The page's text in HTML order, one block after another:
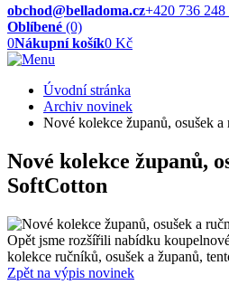
obchod@belladoma.cz+420 736 248
Oblíbené (0)
0Nákupní košík0 Kč
Úvodní stránka
Archiv novinek
Nové kolekce županů, osušek
Nové kolekce županů,
SoftCotton
Opět jsme rozšířili nabídku
kolekce ručníků, osušek a županů,
Zpět na výpis novinek